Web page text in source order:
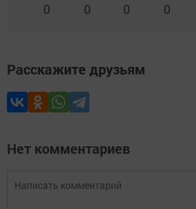
0 0 0 0
Расскажите друзьям
Нет комментариев